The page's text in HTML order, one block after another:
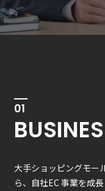
01
大手ショッピングモー
ら、自社EC 事業を成